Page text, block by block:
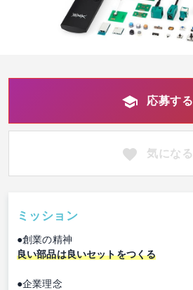
応募する
気になる
ミッション
●創業の精神
良い部品は良いセットをつくる
●企業理念